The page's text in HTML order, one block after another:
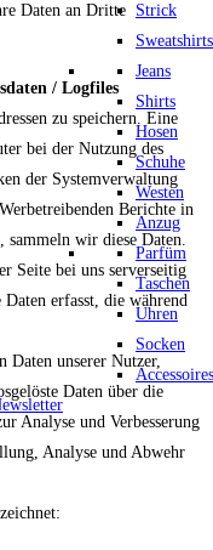
Strick
Sweatshirts
Jeans
Shirts
Hosen
Schuhe
Westen
Anzug
Parfüm
Taschen
Uhren
Socken
Accessoires
Daten an Dritte
/ Logfiles
zu speichern. Eine
bei der Nutzung des
der Systemverwaltung
Berichte in
sammeln wir diese Daten.
Seite bei uns serverseitig
erfasst, die während
Daten unserer Nutzer,
Daten über die
Analyse und Verbesserung
Analyse und Abwehr